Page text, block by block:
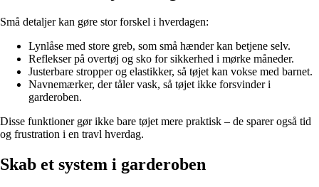
Små detaljer kan gøre stor forskel i hverdagen:
Lynlåse med store greb, som små hænder kan betjene selv.
Reflekser på overtøj og sko for sikkerhed i mørke måneder.
Justerbare stropper og elastikker, så tøjet kan vokse med barnet.
Navnemærker, der tåler vask, så tøjet ikke forsvinder i
garderoben.
Disse funktioner gør ikke bare tøjet mere praktisk – de sparer også tid
og frustration i en travl hverdag.
Skab et system i garderoben